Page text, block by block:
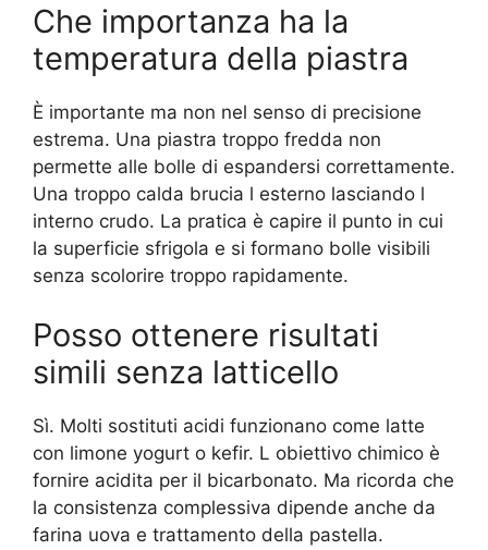
Che importanza ha la
temperatura della piastra
È importante ma non nel senso di precisione
estrema. Una piastra troppo fredda non
permette alle bolle di espandersi correttamente.
Una troppo calda brucia l esterno lasciando l
interno crudo. La pratica è capire il punto in cui
la superficie sfrigola e si formano bolle visibili
senza scolorire troppo rapidamente.
Posso ottenere risultati
simili senza latticello
Sì. Molti sostituti acidi funzionano come latte
con limone yogurt o kefir. L obiettivo chimico è
fornire acidita per il bicarbonato. Ma ricorda che
la consistenza complessiva dipende anche da
farina uova e trattamento della pastella.